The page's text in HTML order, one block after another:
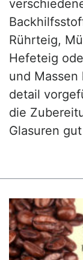
Rührteig,
Hefeteig
und
detail
die
Glasuren